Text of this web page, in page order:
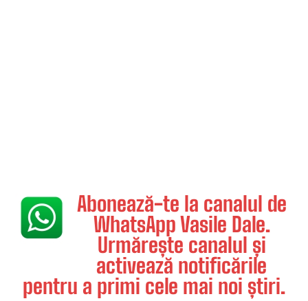
Abonează-te la canalul de
WhatsApp Vasile Dale.
Urmărește canalul și
activează notificările
pentru a primi cele mai noi știri.